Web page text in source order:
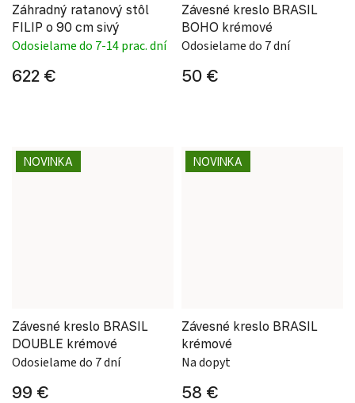
Záhradný ratanový stôl
FILIP o 90 cm sivý
Odosielame do 7-14 prac. dní
622 €
Závesné kreslo BRASIL
BOHO krémové
Odosielame do 7 dní
50 €
NOVINKA
Závesné kreslo BRASIL
DOUBLE krémové
Odosielame do 7 dní
99 €
NOVINKA
Závesné kreslo BRASIL
krémové
Na dopyt
58 €